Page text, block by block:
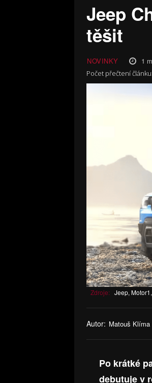
Jeep
těšit
NOVINKY 1
Počet přečtení článku:
Zdroje: Jeep,
Autor: Matouš Klíma
Po krátké
debutuje v